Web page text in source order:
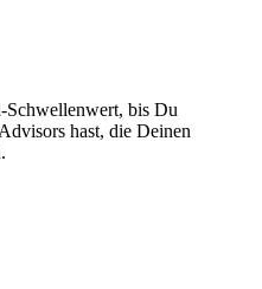
Schwellenwert, bis Du
hast, die Deinen